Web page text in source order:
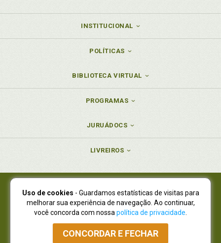
INSTITUCIONAL
POLÍTICAS
BIBLIOTECA VIRTUAL
PROGRAMAS
JURUÁDOCS
LIVREIROS
Juruá Editora Ltda., CNPJ 77.535.508/0001-19
Juruá Informática Ltda., CNPJ 01.701.561/0001-80
NOVO ENDEREÇO:R. Flávio Dallegrave, 7665, São Lourenço |
Curitiba - Paraná - CEP 82210-310
Atendimento: (41) 4009-3900|Vendas Atacado: (41) 4009-3939
Uso de cookies - Guardamos estatísticas de visitas para
melhorar sua experiência de navegação. Ao continuar,
você concorda com nossa política de privacidade
CONCORDAR E FECHAR